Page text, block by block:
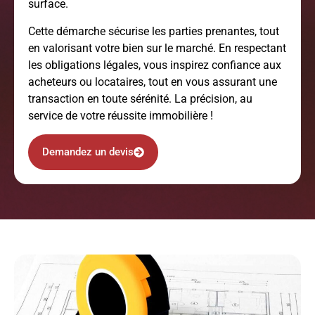
surface.
Cette démarche sécurise les parties prenantes, tout
en valorisant votre bien sur le marché. En respectant
les obligations légales, vous inspirez confiance aux
acheteurs ou locataires, tout en vous assurant une
transaction en toute sérénité. La précision, au
service de votre réussite immobilière !
Demandez un devis